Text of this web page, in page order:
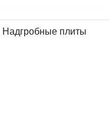
Надгробные плиты